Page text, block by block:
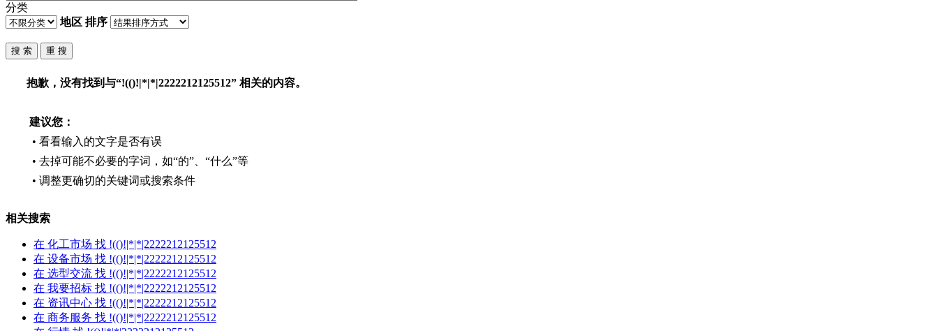
分类
地区 排序
抱歉，没有找到与“!(()!|*|*|2222212125512” 相关的内容。
建议您：
• 看看输入的文字是否有误
• 去掉可能不必要的字词，如“的”、“什么”等
• 调整更确切的关键词或搜索条件
相关搜索
在 化工市场 找 !(()!|*|*|2222212125512
在 设备市场 找 !(()!|*|*|2222212125512
在 选型交流 找 !(()!|*|*|2222212125512
在 我要招标 找 !(()!|*|*|2222212125512
在 资讯中心 找 !(()!|*|*|2222212125512
在 商务服务 找 !(()!|*|*|2222212125512